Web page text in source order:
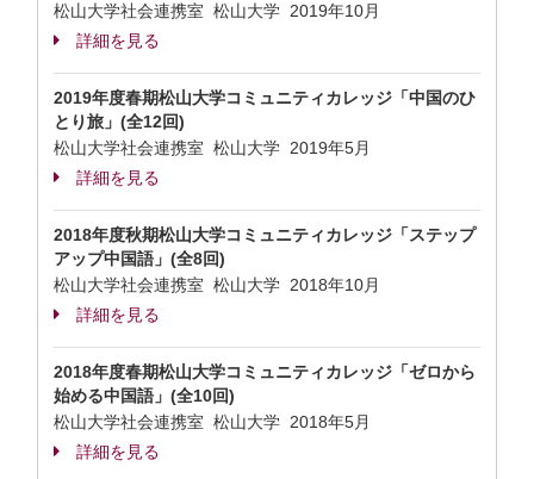
松山大学社会連携室 松山大学 2019年10月
詳細を見る
2019年度春期松山大学コミュニティカレッジ「中国のひ
とり旅」(全12回)
松山大学社会連携室 松山大学 2019年5月
詳細を見る
2018年度秋期松山大学コミュニティカレッジ「ステップ
アップ中国語」(全8回)
松山大学社会連携室 松山大学 2018年10月
詳細を見る
2018年度春期松山大学コミュニティカレッジ「ゼロから
始める中国語」(全10回)
松山大学社会連携室 松山大学 2018年5月
詳細を見る